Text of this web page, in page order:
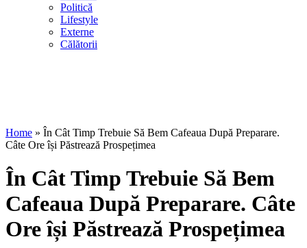
Politică
Lifestyle
Externe
Călătorii
Home » În Cât Timp Trebuie Să Bem Cafeaua După Preparare.
Câte Ore își Păstrează Prospețimea
În Cât Timp Trebuie Să Bem
Cafeaua După Preparare. Câte
Ore își Păstrează Prospețimea